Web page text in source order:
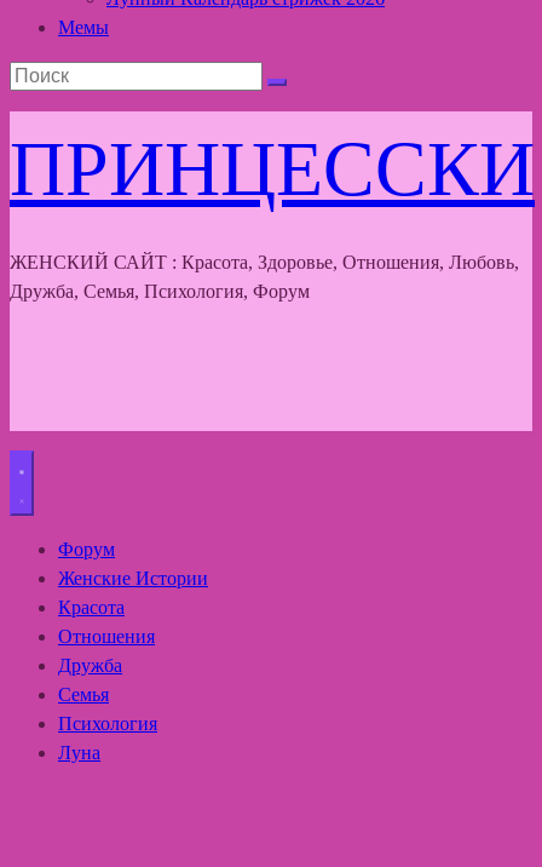
Мемы
ПРИНЦЕССКИ
ЖЕНСКИЙ САЙТ : Красота, Здоровье, Отношения, Любовь,
Дружба, Семья, Психология, Форум
Форум
Женские Истории
Красота
Отношения
Дружба
Семья
Психология
Луна